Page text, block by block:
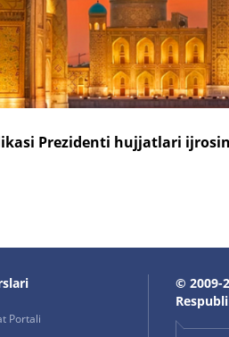
Prezidenti hujjatlari
Portali
© 2009-